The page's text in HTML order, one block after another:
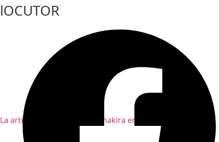
La artista barranquillera @shakira envió emotivo
lOCUTOR